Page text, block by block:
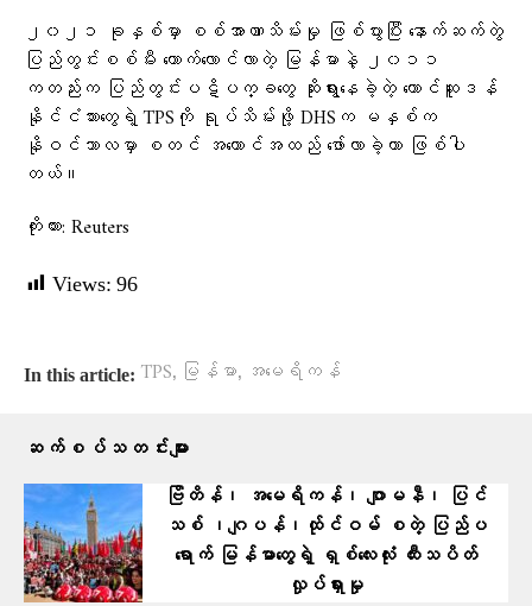
၂၀၂၁ ခုနှစ်မှာ စစ်အာဏာသိမ်းမှု ဖြစ်ပွားပြီး နောက်ဆက်တွဲ
ပြည်တွင်းစစ်မီး တောက်လောင်လာတဲ့ မြန်မာနဲ့ ၂၀၁၁
ကတည်းက ပြည်တွင်းပဋိပက္ခတွေ ဆိုးရွားနေခဲ့တဲ့ တောင်ဆူဒန်
နိုင်ငံသားတွေရဲ့ TPSကို ရုပ်သိမ်းဖို့ DHSက မနှစ်က
နိုဝင်ဘာလမှာ စတင် အကောင်အထည် ဖော်လာခဲ့တာ ဖြစ်ပါ
တယ်။
ကိုးကား: Reuters
Views: 96
In this article: TPS, မြန်မာ, အမေရိကန်
ဆက်စပ်သတင်းများ
ဗြိတိန်၊ အမေရိကန်၊ ဂျာမနီ၊ ပြင်
သစ် ၊ဂျပန်၊ထ်ုင်ဝမ် စတဲ့ ပြ​ည်ပ
ရောက် မြန်မာတွေရဲ့ ရှစ်လေးလုံး ထီးသပိတ်
လှုပ်ရှားမှု